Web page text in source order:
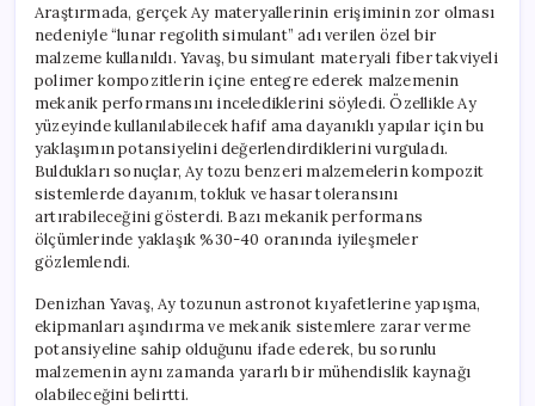
Araştırmada, gerçek Ay materyallerinin erişiminin zor olması
nedeniyle “lunar regolith simulant” adı verilen özel bir
malzeme kullanıldı. Yavaş, bu simulant materyali fiber takviyeli
polimer kompozitlerin içine entegre ederek malzemenin
mekanik performansını incelediklerini söyledi. Özellikle Ay
yüzeyinde kullanılabilecek hafif ama dayanıklı yapılar için bu
yaklaşımın potansiyelini değerlendirdiklerini vurguladı.
Buldukları sonuçlar, Ay tozu benzeri malzemelerin kompozit
sistemlerde dayanım, tokluk ve hasar toleransını
artırabileceğini gösterdi. Bazı mekanik performans
ölçümlerinde yaklaşık %30-40 oranında iyileşmeler
gözlemlendi.
Denizhan Yavaş, Ay tozunun astronot kıyafetlerine yapışma,
ekipmanları aşındırma ve mekanik sistemlere zarar verme
potansiyeline sahip olduğunu ifade ederek, bu sorunlu
malzemenin aynı zamanda yararlı bir mühendislik kaynağı
olabileceğini belirtti.